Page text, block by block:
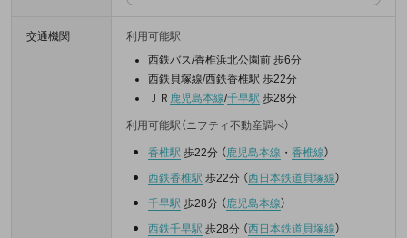
交通機関
利用可能駅
西鉄バス/香椎浜北公園前 歩6分
西鉄貝塚線/西鉄香椎駅 歩22分
ＪＲ 鹿児島本線/千早駅 歩28分
利用可能駅（ニフティ不動産調べ）
香椎駅 歩22分 （鹿児島本線 ・ 香椎線）
西鉄香椎駅 歩22分 （西日本鉄道貝塚線）
千早駅 歩28分 （鹿児島本線）
西鉄千早駅 歩28分 （西日本鉄道貝塚線）